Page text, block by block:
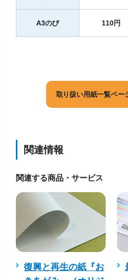
A3のび 110円
取り扱い用紙一覧ペー
関連情報
関連する商品・サービス
復興と再生の紙『お